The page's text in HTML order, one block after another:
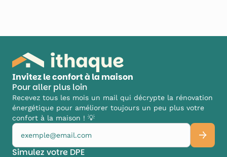
Invitez le confort à la maison
Pour aller plus loin
Recevez tous les mois un mail qui décrypte la rénovation
énergétique pour améliorer toujours un peu plus votre
confort à la maison ! 💡
Simulez votre DPE